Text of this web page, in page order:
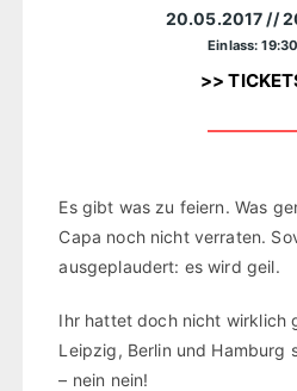
20.05.2017 //
Einlass:
>>
Es gibt was zu feiern. Was
Capa noch nicht verraten.
ausgeplaudert: es wird geil.
Ihr hattet doch nicht wirklich
Leipzig, Berlin und Hamburg
– nein nein!